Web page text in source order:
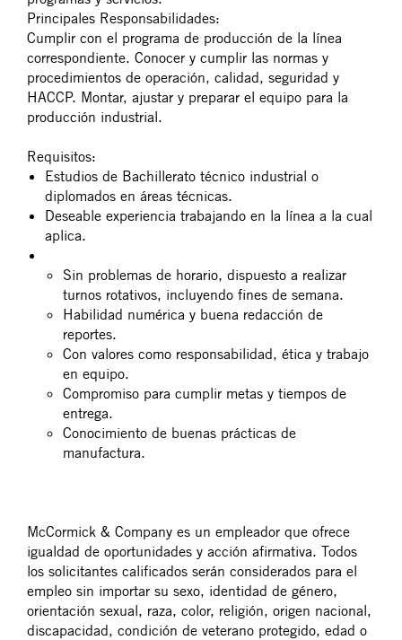
Principales Responsabilidades:
Cumplir con el programa de producción de la línea
correspondiente. Conocer y cumplir las normas y
procedimientos de operación, calidad, seguridad y
HACCP. Montar, ajustar y preparar el equipo para la
producción industrial.
Requisitos:
Estudios de Bachillerato técnico industrial o
diplomados en áreas técnicas. ​
Deseable experiencia trabajando en la línea a la cual
aplica.​
Sin problemas de horario, dispuesto a realizar
turnos rotativos, incluyendo fines de semana.​
Habilidad numérica y buena redacción de
reportes.​
Con valores como responsabilidad, ética y trabajo
en equipo.​
Compromiso para cumplir metas y tiempos de
entrega.​
Conocimiento de buenas prácticas de
manufactura.​
McCormick & Company es un empleador que ofrece
igualdad de oportunidades y acción afirmativa. Todos
los solicitantes calificados serán considerados para el
empleo sin importar su sexo, identidad de género,
orientación sexual, raza, color, religión, origen nacional,
discapacidad, condición de veterano protegido, edad o